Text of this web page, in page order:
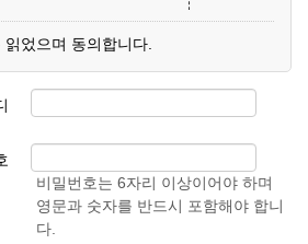
)
(예)
엄마
김예
준엄
마
(예)
김예
원서에 기재된 이메일 주소
평균 1일이 소요됩니다.
었으며 동의합니다.
비밀번호는 6자리 이상이어야 하며
영문과 숫자를 반드시 포함해야 합니
다.